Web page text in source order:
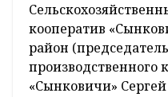
кооператив
район
производственного
«Сынковичи»